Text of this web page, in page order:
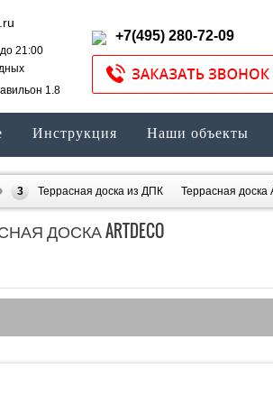
21:00
+7(495) 280-72-09
1.8
Инструкция Наши объекты
Террасная доска из ДПК Террасная доска
ДОСКА ARTDECO